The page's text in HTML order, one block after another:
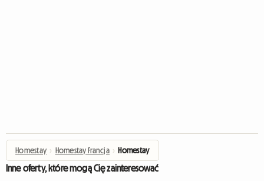
Homestay › Homestay Francja › Homestay
Inne oferty, które mogą Cię zainteresować